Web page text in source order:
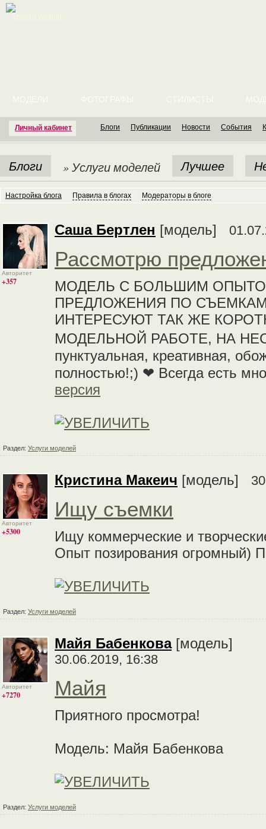
Личный кабинет
МОДЕЛИ ФОТОГРАФЫ СТИЛИСТЫ
Блоги Публикации Новости События
Блоги » Услуги моделей Лучшее
Настройка блога Правила в блогах Модераторы в блоге
Авторитет
+357
Cаша Бертлен [модель]
Рассмотрю
МОДЕЛЬ С БОЛЬШИМ
ПРЕДЛОЖЕНИЯ ПО
ИНТЕРЕСУЮТ ТАК ЖЕ
МОДЕЛЬНОЙ РАБОТЕ, НА
пунктуальная, креативная,
полностью!;) ❤ Всегда есть
версия
Раздел: Услуги моделей
Авторитет
+5300
Кристина Макеич [модель]
Ищу съемки
Ищу коммерческие и
Опыт позирования огромный)
Раздел: Услуги моделей
Авторитет
+7270
Майя Бабенкова[модель]
30.06.2019, 16:38
Майя
Приятного просмотра!
Модель: Майя Бабенкова
Раздел: Услуги моделей